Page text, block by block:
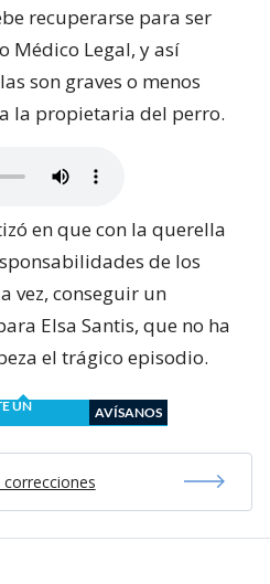
recuperarse para ser
Médico Legal, y así
son graves o menos
la propietaria del perro.
en que con la querella
de los
vez, conseguir un
Elsa Santis, que no ha
el trágico episodio.
UN
AVÍSANOS
correcciones